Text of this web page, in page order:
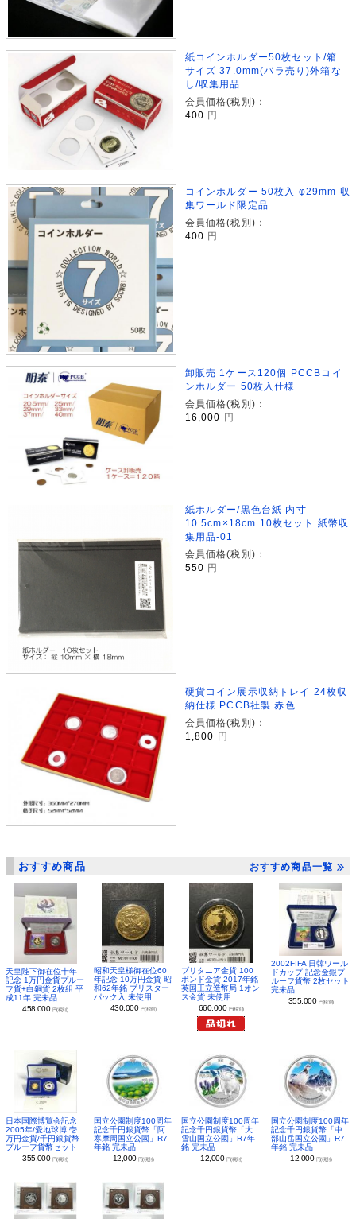
紙コインホルダー50枚セット/箱
サイズ 37.0mm(バラ売り)外箱な
し/収集用品
会員価格(税別)：
400 円
コインホルダー 50枚入 φ29mm 収
集ワールド限定品
会員価格(税別)：
400 円
卸販売 1ケース120個 PCCBコイ
ンホルダー 50枚入仕様
会員価格(税別)：
16,000
円
紙ホルダー/黒色台紙 内寸
10.5cm×18cm 10枚セット 紙幣収
集用品-01
会員価格(税別)：
550 円
硬貨コイン展示収納トレイ 24枚収
納仕様 PCCB社製 赤色
会員価格(税別)：
1,800 円
おすすめ商品 おすすめ商品一覧
天皇陛下御在位十年
記念 1万円金貨プルー
フ貨+白銅貨 2枚組 平
成11年 完未品
458,000 円(税別)
昭和天皇様御在位60
年記念 10万円金貨 昭
和62年銘 ブリスター
パック入 未使用
430,000 円(税別)
ブリタニア金貨 100
ポンド金貨 2017年銘
英国王立造幣局 1オン
ス金貨 未使用
660,000 円(税別)
2002FIFA 日韓ワール
ドカップ 記念金銀プ
ルーフ貨幣 2枚セット
完未品
355,000 円(税別)
日本国際博覧会記念
2005年/愛地球博 壱
万円金貨/千円銀貨幣
プルーフ貨幣セット
355,000 円(税別)
国立公園制度100周年
記念千円銀貨幣「阿
寒摩周国立公園」R7
年銘 完未品
12,000 円(税別)
国立公園制度100周年
記念千円銀貨幣「大
雪山国立公園」R7年
銘 完未品
12,000 円(税別)
国立公園制度100周年
記念千円銀貨幣「中
部山岳国立公園」R7
年銘 完未品
12,000 円(税別)